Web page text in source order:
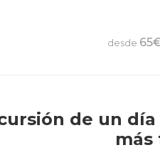
desde
de un
más